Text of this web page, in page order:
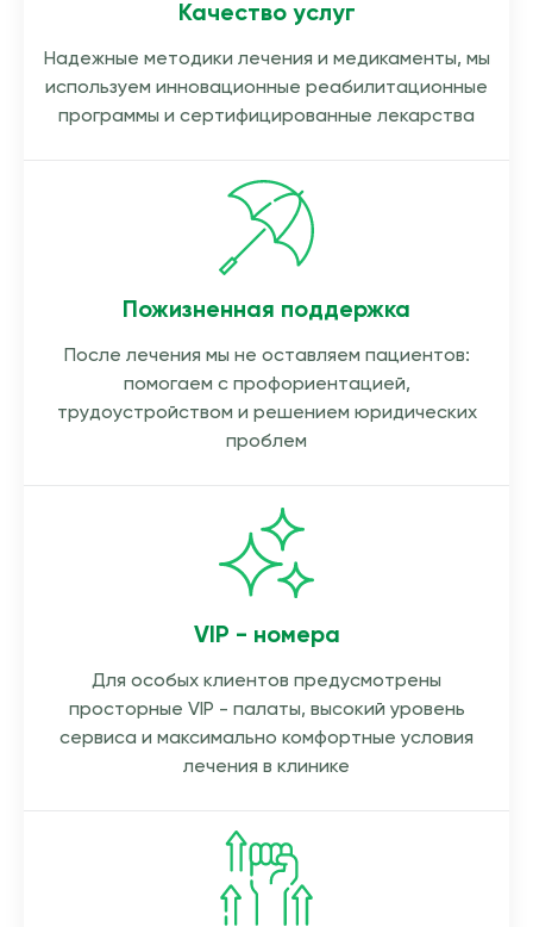
Качество услуг
Надежные методики лечения и медикаменты, мы
используем инновационные реабилитационные
программы и сертифицированные лекарства
Пожизненная поддержка
После лечения мы не оставляем пациентов:
помогаем с профориентацией,
трудоустройством и решением юридических
проблем
VIP - номера
Для особых клиентов предусмотрены
просторные VIP - палаты, высокий уровень
сервиса и максимально комфортные условия
лечения в клинике